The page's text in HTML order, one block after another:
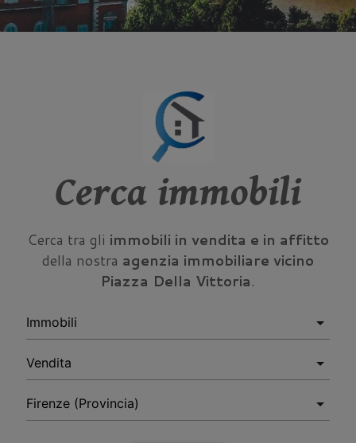
Cerca immobili
Cerca tra gli immobili in vendita e in affitto
della nostra agenzia immobiliare vicino
Piazza Della Vittoria.